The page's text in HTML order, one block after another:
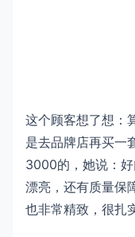
这个顾客想了想：
是去品牌店再买一
3000的，她说：
漂亮，还有质量保
也非常精致，很扎